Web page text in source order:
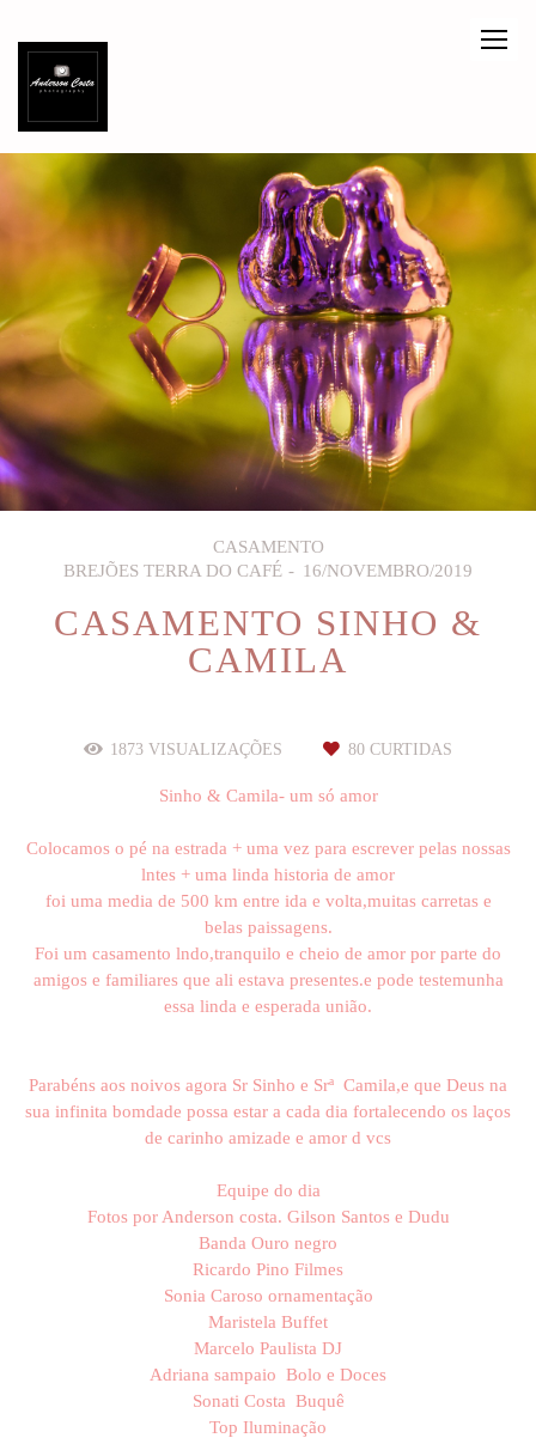
CASAMENTO
BREJÕES TERRA DO CAFÉ
16/NOVEMBRO/2019
CASAMENTO SINHO &
CAMILA
1873 VISUALIZAÇÕES 80 CURTIDAS
Sinho & Camila- um só amor
Colocamos o pé na estrada + uma vez para escrever pelas nossas
lntes + uma linda historia de amor
foi uma media de 500 km entre ida e volta,muitas carretas e
belas paissagens.
Foi um casamento lndo,tranquilo e cheio de amor por parte do
amigos e familiares que ali estava presentes.e pode testemunha
essa linda e esperada união.
Parabéns aos noivos agora Sr Sinho e Srª Camila,e que Deus na
sua infinita bomdade possa estar a cada dia fortalecendo os laços
de carinho amizade e amor d vcs
Equipe do dia
Fotos por Anderson costa. Gilson Santos e Dudu
Banda Ouro negro
Ricardo Pino Filmes
Sonia Caroso ornamentação
Maristela Buffet
Marcelo Paulista DJ
Adriana sampaio Bolo e Doces
Sonati Costa Buquê
Top Iluminação